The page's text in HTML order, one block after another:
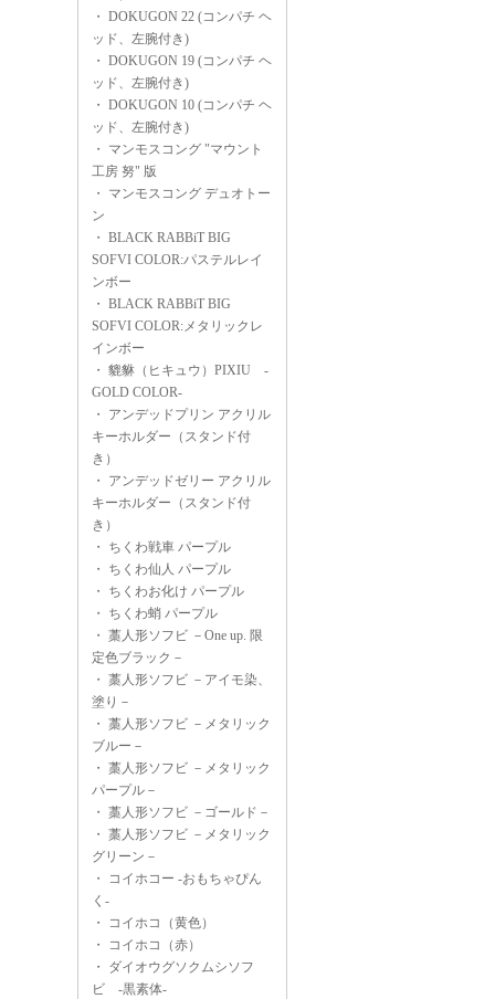
・ DOKUGON 22 (コンパチ ヘ
ッド、左腕付き)
・ DOKUGON 19 (コンパチ ヘ
ッド、左腕付き)
・ DOKUGON 10 (コンパチ ヘ
ッド、左腕付き)
・ マンモスコング "マウント
工房 努" 版
・ マンモスコング デュオトー
ン
・ BLACK RABBiT BIG
SOFVI COLOR:パステルレイ
ンボー
・ BLACK RABBiT BIG
SOFVI COLOR:メタリックレ
インボー
・ 貔貅（ヒキュウ）PIXIU -
GOLD COLOR-
・ アンデッドプリン アクリル
キーホルダー（スタンド付
き）
・ アンデッドゼリー アクリル
キーホルダー（スタンド付
き）
・ ちくわ戦車 パープル
・ ちくわ仙人 パープル
・ ちくわお化け パープル
・ ちくわ蛸 パープル
・ 藁人形ソフビ －One up. 限
定色ブラック－
・ 藁人形ソフビ －アイモ染、
塗り－
・ 藁人形ソフビ －メタリック
ブルー－
・ 藁人形ソフビ －メタリック
パープル－
・ 藁人形ソフビ －ゴールド－
・ 藁人形ソフビ －メタリック
グリーン－
・
コイホコー -おもちゃぴん
く-
・
コイホコ（黄色）
・
コイホコ（赤）
・ ダイオウグソクムシソフ
ビ -黒素体-